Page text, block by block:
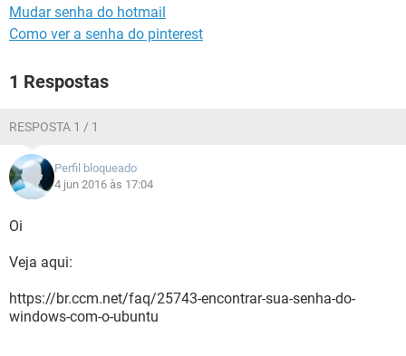
Mudar senha do hotmail
Como ver a senha do pinterest
1 Respostas
RESPOSTA 1 / 1
Perfil bloqueado
4 jun 2016 às 17:04
Oi
Veja aqui:
https://br.ccm.net/faq/25743-encontrar-sua-senha-do-
windows-com-o-ubuntu